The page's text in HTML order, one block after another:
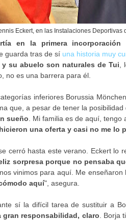
Eckert, en las Instalaciones Deportivas
en la primera
guarda tras de sí una historia muy
y su abuelo son naturales de Tui
no es una barrera para él.
inferiores Borussia
que, a pesar de tener la
sueño . Mi familia es de aquí,
una oferta y casi no me lo
cerró hasta este verano. Eckert lo
sorpresa porque no pensaba
vinimos para aquí. Me enseñaron
aquí", asegura.
sí la difícil tarea de sustituir a
gran responsabilidad, claro . Borja